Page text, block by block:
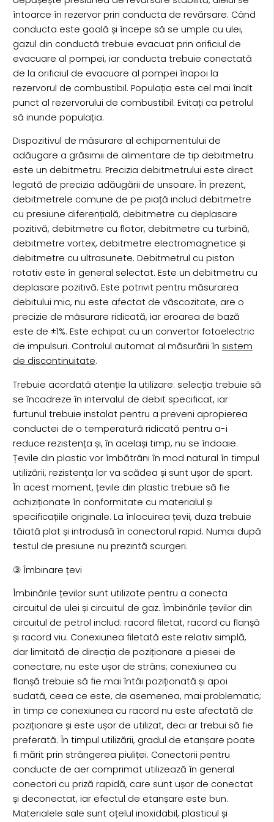
întoarce în rezervor prin conducta de revărsare. Când
conducta este goală și începe să se umple cu ulei,
gazul din conductă trebuie evacuat prin orificiul de
evacuare al pompei, iar conducta trebuie conectată
de la orificiul de evacuare al pompei înapoi la
rezervorul de combustibil. Populația este cel mai înalt
punct al rezervorului de combustibil. Evitați ca petrolul
să inunde populația.
Dispozitivul de măsurare al echipamentului de
adăugare a grăsimii de alimentare de tip debitmetru
este un debitmetru. Precizia debitmetrului este direct
legată de precizia adăugării de unsoare. În prezent,
debitmetrele comune de pe piață includ debitmetre
cu presiune diferențială, debitmetre cu deplasare
pozitivă, debitmetre cu flotor, debitmetre cu turbină,
debitmetre vortex, debitmetre electromagnetice și
debitmetre cu ultrasunete. Debitmetrul cu piston
rotativ este în general selectat. Este un debitmetru cu
deplasare pozitivă. Este potrivit pentru măsurarea
debitului mic, nu este afectat de vâscozitate, are o
precizie de măsurare ridicată, iar eroarea de bază
este de ±1%. Este echipat cu un convertor fotoelectric
de impulsuri. Controlul automat al măsurării în sistem
de discontinuitate.
Trebuie acordată atenție la utilizare: selecția trebuie să
se încadreze în intervalul de debit specificat, iar
furtunul trebuie instalat pentru a preveni apropierea
conductei de o temperatură ridicată pentru a-i
reduce rezistența și, în același timp, nu se îndoaie.
Țevile din plastic vor îmbătrâni în mod natural în timpul
utilizării, rezistența lor va scădea și sunt ușor de spart.
În acest moment, țevile din plastic trebuie să fie
achiziționate în conformitate cu materialul și
specificațiile originale. La înlocuirea țevii, duza trebuie
tăiată plat și introdusă în conectorul rapid. Numai după
testul de presiune nu prezintă scurgeri.
③ Îmbinare țevi
Îmbinările țevilor sunt utilizate pentru a conecta
circuitul de ulei și circuitul de gaz. Îmbinările țevilor din
circuitul de petrol includ: racord filetat, racord cu flanșă
și racord viu. Conexiunea filetată este relativ simplă,
dar limitată de direcția de poziționare a piesei de
conectare, nu este ușor de strâns; conexiunea cu
flanșă trebuie să fie mai întâi poziționată și apoi
sudată, ceea ce este, de asemenea, mai problematic;
în timp ce conexiunea cu racord nu este afectată de
poziționare și este ușor de utilizat, deci ar trebui să fie
preferată. În timpul utilizării, gradul de etanșare poate
fi mărit prin strângerea piuliței. Conectorii pentru
conducte de aer comprimat utilizează în general
conectori cu priză rapidă, care sunt ușor de conectat
și deconectat, iar efectul de etanșare este bun.
Materialele sale sunt oțelul inoxidabil, plasticul și